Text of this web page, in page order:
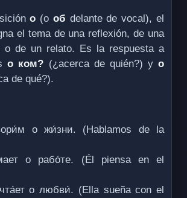
о (o об delante de vocal), el
el tema de una reflexión, de una
o de un relato. Es la respuesta a
о ком? (¿acerca de quién?) y о
de qué?).
о жи́зни. (Hablamos de la
о рабо́те. (Él piensa en el
о любви́. (Ella sueña con el